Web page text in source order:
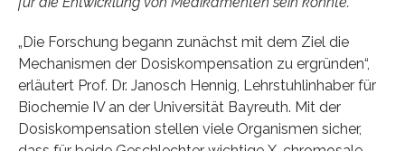
„Die Forschung begann zunächst mit dem Ziel die
Mechanismen der Dosiskompensation zu ergründen“,
erläutert Prof. Dr. Janosch Hennig, Lehrstuhlinhaber für
Biochemie IV an der Universität Bayreuth. Mit der
Dosiskompensation stellen viele Organismen sicher,